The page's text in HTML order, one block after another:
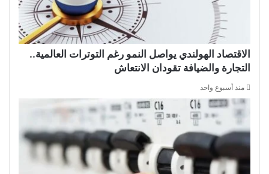
الاقتصاد الهولندي يواصل النمو رغم التوترات العالمية..
التجارة والضيافة تقودان الانتعاش
منذ أسبوع واحد